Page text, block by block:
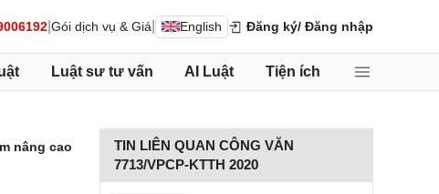
Gói dịch vụ & Giá English Đăng ký/ Đăng nhập
Luật sư tư vấn AI Luật Tiện ích
nâng cao
TIN LIÊN QUAN CÔNG VĂN
7713/VPCP-KTTH 2020